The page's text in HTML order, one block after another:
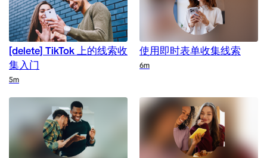
[delete] TikTok 上的线索收
集入门
Duration
5m
使用即时表单收集线索
Duration 6m